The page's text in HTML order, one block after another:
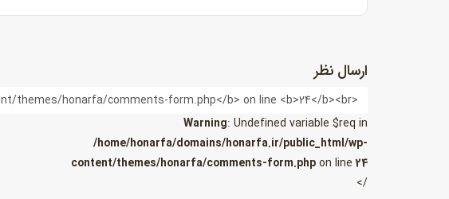
ارسال نظر
Warning: Undefined variable $req in
/home/honarfa/domains/honarfa.ir/public_html/wp-
content/themes/honarfa/comments-form.phpon line24
/>